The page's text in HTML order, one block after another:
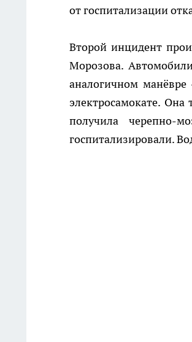
от госпитализации
Второй инцидент
Морозова.
аналогичном
электросамокате. Она
получила черепно-
госпитализировали.